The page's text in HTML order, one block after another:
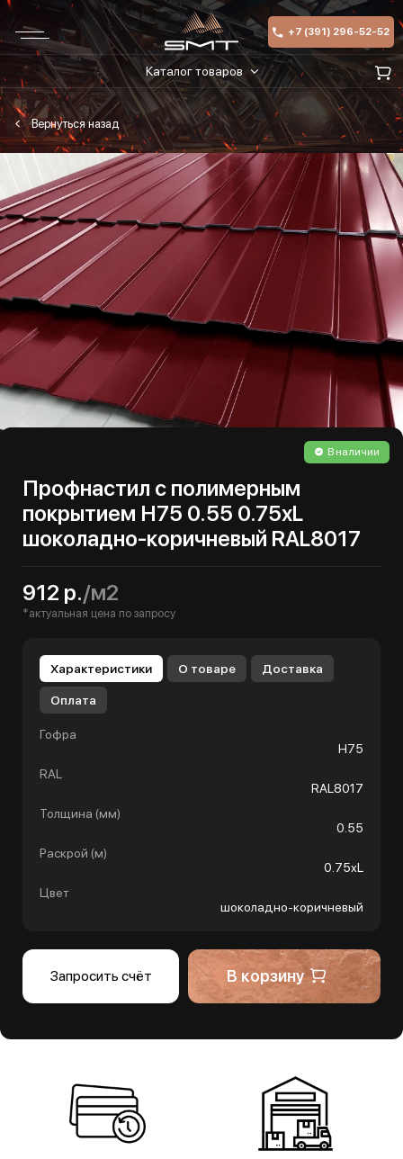
+7 (391) 296-52-52
Каталог товаров
В наличии
Профнастил с полимерным
покрытием Н75 0.55 0.75хL
шоколадно-коричневый RAL8017
912 р./м2
*актуальная цена по запросу
Характеристики О товаре Доставка
Оплата
Гофра
Н75
RAL
RAL8017
Толщина (мм)
0.55
Раскрой (м)
0.75хL
Цвет
шоколадно-коричневый
Запросить счёт В корзину